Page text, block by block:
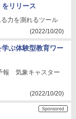
リリース
力を測れるツール
(2022/10/20)
ぶ体験型教育ワー
報 気象キャスター
(2022/10/20)